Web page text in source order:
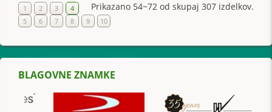
Prikazano 54~72 od skupaj 307 izdelkov.
1 2 3
4
5
6 7 8 9 10
BLAGOVNE ZNAMKE